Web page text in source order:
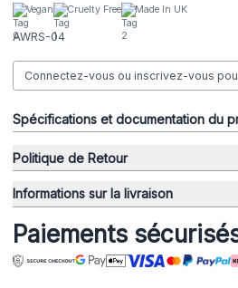
Vegan Cruelty Free Made In UK
AWRS-04
Connectez-vous ou inscrivez-vous
Spécifications et documentation du
Politique de Retour
Informations sur la livraison
Paiements